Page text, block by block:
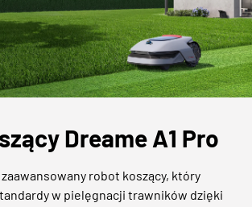
Dreame A1 Pro
zaawansowany robot koszący, który
w pielęgnacji trawników dzięki